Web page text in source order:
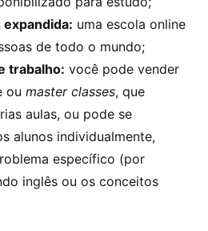
expandida: uma escola online
de todo o mundo;
trabalho: você pode vender
ou master classes, que
aulas, ou pode se
alunos individualmente,
específico (por
inglês ou os conceitos